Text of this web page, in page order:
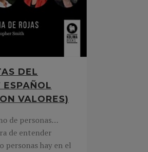
DEL
ESPAÑOL
VALORES)
de personas…
de entender
personas hay en el